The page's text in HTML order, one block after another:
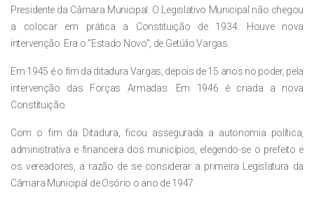
Presidente da Câmara Municipal. O Legislativo Municipal não chegou
a colocar em prática a Constituição de 1934. Houve nova
intervenção. Era o "Estado Novo", de Getúlio Vargas.
Em 1945 é o fim da ditadura Vargas, depois de 15 anos no poder, pela
intervenção das Forças Armadas. Em 1946 é criada a nova
Constituição.
Com o fim da Ditadura, ficou assegurada a autonomia política,
administrativa e financeira dos municípios, elegendo-se o prefeito e
os vereadores, a razão de se considerar a primeira Legislatura da
Câmara Municipal de Osório o ano de 1947.